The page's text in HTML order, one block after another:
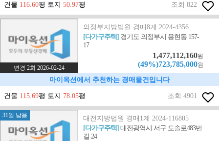
건물 116.60평 토지 50.97평 조회 822
변경 2회 2026-02-24
의정부지방법원 경매8계 2024-4356
[다가구주택] 경기도 의정부시 용현동 157-
17
1,477,112,160원
(49%)723,785,000원
마이옥션에서 추천하는 경매물건입니다
건물 115.69평 토지 78.05평 조회 4901
31일 남음
대전지방법원 경매1계 2024-116805
[다가구주택]대전광역시 서구 도솔로483번
길 24